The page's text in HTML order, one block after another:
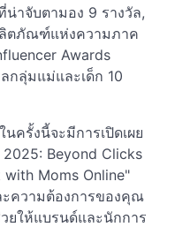
าจับตามอง 9 รางวัล,
ลิตภัณฑ์แห่งความภาค
Awards
กลุ่มแม่และเด็ก 10
ครั้งนี้จะมีการเปิดเผย
Beyond Clicks
with Moms Online"
ะความต้องการของคุณ
ยให้แบรนด์และนักการ